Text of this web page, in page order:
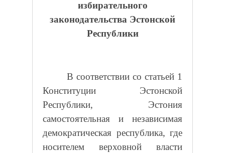
избирательного
законодательства Эстонской
Республики
В соответствии со статьей 1
Конституции Эстонской
Республики, Эстония
самостоятельная и независимая
демократическая республика, где
носителем верховной власти